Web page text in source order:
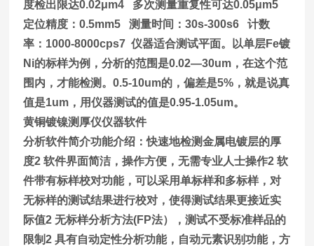
度检出限达0.02μm4 多次测量重复性可达0.05μm5
定位精度：0.5mm5 测量时间：30s-300s6 计数
率：1000-8000cps7 仪器适合测试平面。以单层Fe镀
Ni的标样为例，分析的范围是0.02—30um，在这个范
围内，才能检测。0.5-10um的，偏差是5%，就是说真
值是1um，用仪器测试的值是0.95-1.05um。
黄铜镀镍测厚仪仪器软件
分析软件简介功能介绍：快速地检测金属电镀层的厚
度2 软件界面简洁，操作方便，无需专业人士操作2 软
件带有标样校对功能，可以采用单标样和多标样，对
无标样的测试结果进行校对，使得测试结果更接近实
际值2 无标样分析方法(FP法），测试不受标准样品的
限制2 具有自动定性分析功能，自动元素识别功能，方